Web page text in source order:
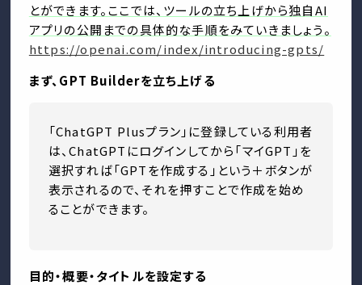
とができます。ここでは、ツールの立ち上げから独自AI
アプリの公開までの具体的な手順をみていきましょう。
https://openai.com/index/introducing-gpts/
まず、GPT Builderを立ち上げる
「ChatGPT Plusプラン」に登録している利用者
は、ChatGPTにログインしてから「マイGPT」を
選択すれば「GPTを作成する」という＋ボタンが
表示されるので、それを押すことで作成を始め
ることができます。
目的・概要・タイトルを設定する